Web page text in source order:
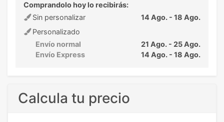
Comprandolo hoy lo recibirás:
Sin personalizar
14 Ago. - 18 Ago.
Personalizado
Envío normal
21 Ago. - 25 Ago.
Envío Express
14 Ago. - 18 Ago.
Calcula tu precio